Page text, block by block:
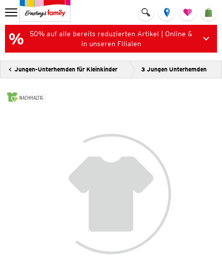
50% auf alle bereits reduzierten Artikel | Online &
in unseren Filialen
Jungen-Unterhemden für Kleinkinder 3 Jungen Unterhemden
NACHHALTIG